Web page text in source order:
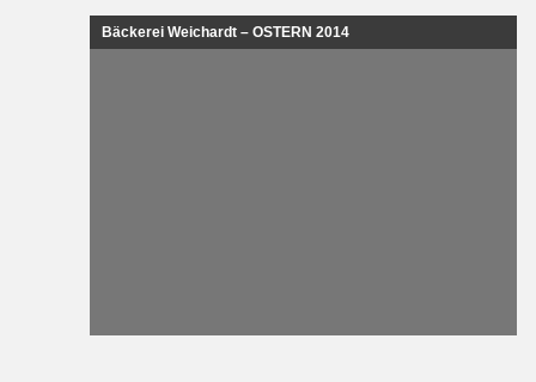
Bäckerei Weichardt – OSTERN 2014